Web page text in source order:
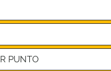
PUNTO